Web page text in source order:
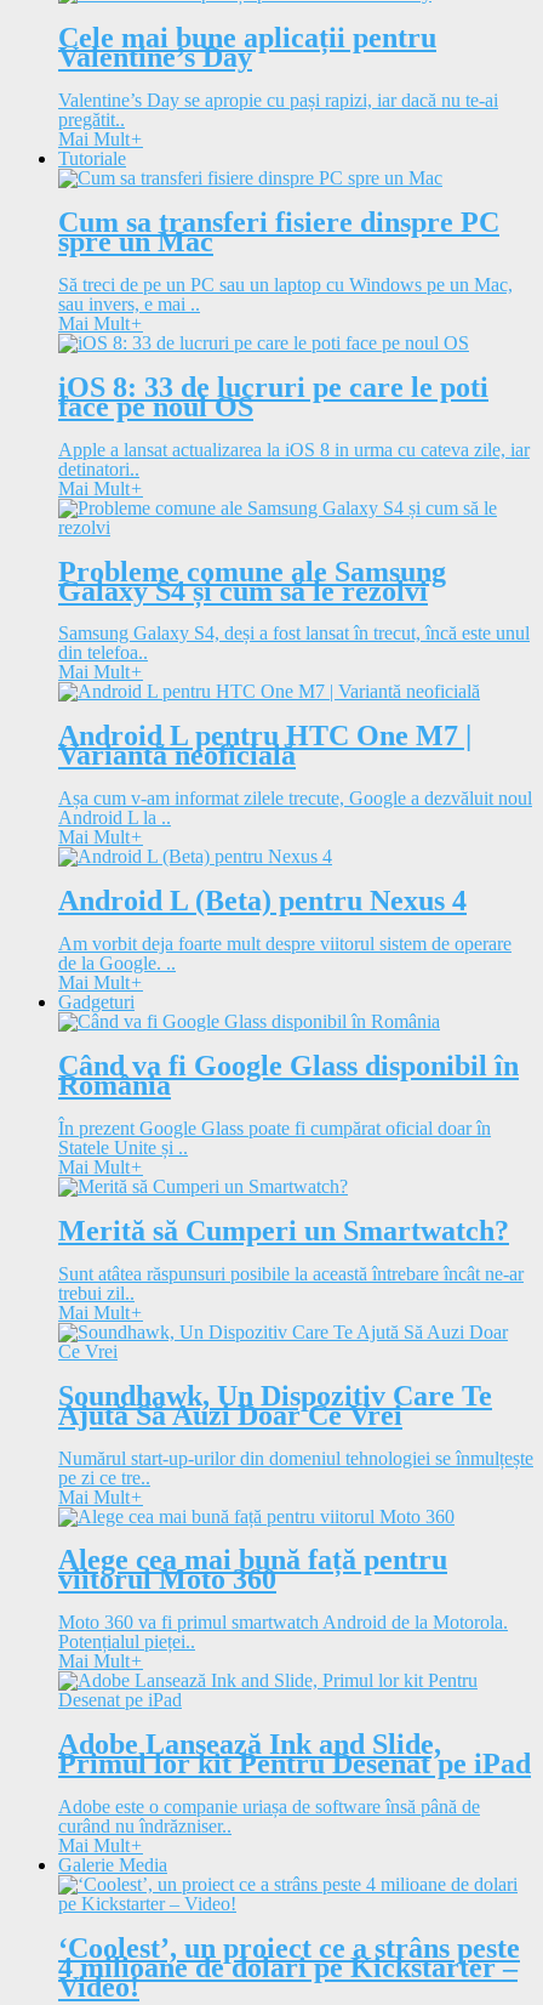
Cele mai bune aplicații pentru
Valentine’s Day
Valentine’s Day se apropie cu pași rapizi, iar dacă nu te-ai
pregătit..
Mai Mult+
Tutoriale
Cum sa transferi fisiere dinspre PC
spre un Mac
Să treci de pe un PC sau un laptop cu Windows pe un Mac,
sau invers, e mai ..
Mai Mult+
iOS 8: 33 de lucruri pe care le poti
face pe noul OS
Apple a lansat actualizarea la iOS 8 in urma cu cateva zile, iar
detinatori..
Mai Mult+
Probleme comune ale Samsung
Galaxy S4 și cum să le rezolvi
Samsung Galaxy S4, deși a fost lansat în trecut, încă este unul
din telefoa..
Mai Mult+
Android L pentru HTC One M7 |
Variantă neoficială
Așa cum v-am informat zilele trecute, Google a dezvăluit noul
Android L la ..
Mai Mult+
Android L (Beta) pentru Nexus 4
Am vorbit deja foarte mult despre viitorul sistem de operare
de la Google. ..
Mai Mult+
Gadgeturi
Când va fi Google Glass disponibil în
România
În prezent Google Glass poate fi cumpărat oficial doar în
Statele Unite și ..
Mai Mult+
Merită să Cumperi un Smartwatch?
Sunt atâtea răspunsuri posibile la această întrebare încât ne-ar
trebui zil..
Mai Mult+
Soundhawk, Un Dispozitiv Care Te
Ajută Să Auzi Doar Ce Vrei
Numărul start-up-urilor din domeniul tehnologiei se înmulțește
pe zi ce tre..
Mai Mult+
Alege cea mai bună față pentru
viitorul Moto 360
Moto 360 va fi primul smartwatch Android de la Motorola.
Potențialul pieței..
Mai Mult+
Adobe Lansează Ink and Slide,
Primul lor kit Pentru Desenat pe iPad
Adobe este o companie uriașa de software însă până de
curând nu îndrăzniser..
Mai Mult+
Galerie Media
‘Coolest’, un proiect ce a strâns peste
4 milioane de dolari pe Kickstarter –
Video!